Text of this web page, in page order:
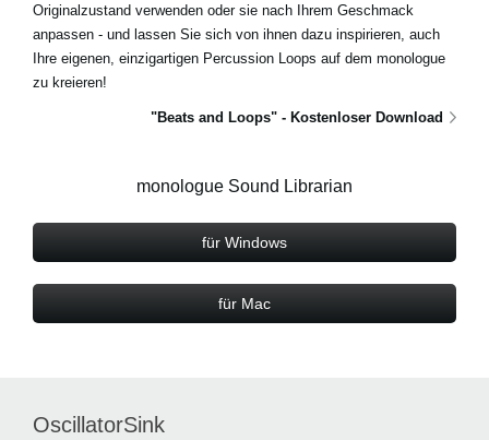
Originalzustand verwenden oder sie nach Ihrem Geschmack
anpassen - und lassen Sie sich von ihnen dazu inspirieren, auch
Ihre eigenen, einzigartigen Percussion Loops auf dem monologue
zu kreieren!
"Beats and Loops" - Kostenloser Download
monologue Sound Librarian
für Windows
für Mac
OscillatorSink